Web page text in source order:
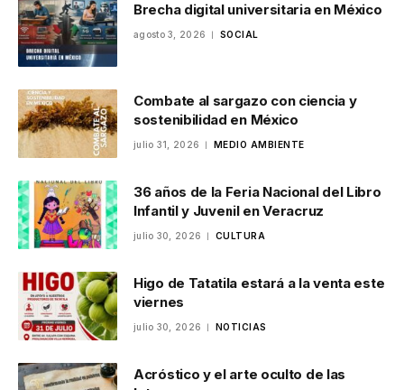
Brecha digital universitaria en México
agosto 3, 2026 SOCIAL
Combate al sargazo con ciencia y
sostenibilidad en México
julio 31, 2026 MEDIO AMBIENTE
36 años de la Feria Nacional del Libro
Infantil y Juvenil en Veracruz
julio 30, 2026 CULTURA
Higo de Tatatila estará a la venta este
viernes
julio 30, 2026 NOTICIAS
Acróstico y el arte oculto de las